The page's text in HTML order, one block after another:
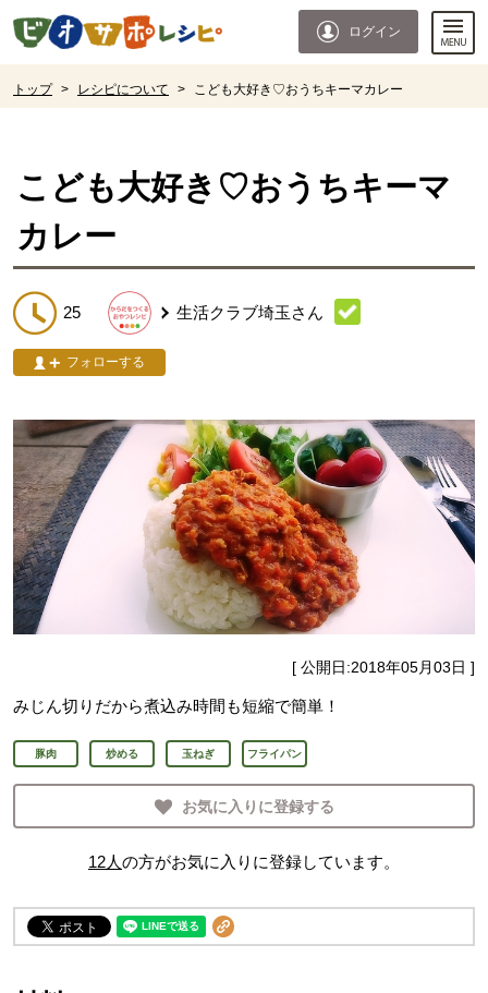
ページの先頭です。
ログイン
トップ > レシピについて > こども大好き♡おうちキーマカレー
こども大好き♡おうちキーマ
カレー
25 生活クラブ埼玉 さん
フォローする
[ 公開日:2018年05月03日 ]
みじん切りだから煮込み時間も短縮で簡単！
豚肉 炒める 玉ねぎ フライパン
お気に入りに登録する
12人の方がお気に入りに登録しています。